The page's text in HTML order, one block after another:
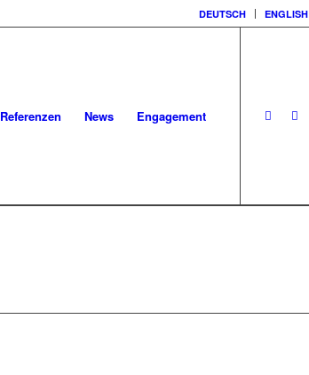
DEUTSCH ENGLISH
Referenzen News Engagement